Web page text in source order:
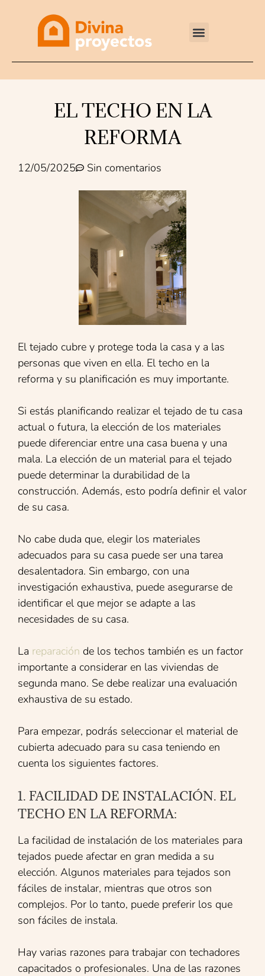
EL TECHO EN LA
REFORMA
12/05/2025 Sin comentarios
El tejado cubre y protege toda la casa y a las
personas que viven en ella. El techo en la
reforma y su planificación es muy importante.
Si estás planificando realizar el tejado de tu casa
actual o futura, la elección de los materiales
puede diferenciar entre una casa buena y una
mala. La elección de un material para el tejado
puede determinar la durabilidad de la
construcción. Además, esto podría definir el valor
de su casa.
No cabe duda que, elegir los materiales
adecuados para su casa puede ser una tarea
desalentadora. Sin embargo, con una
investigación exhaustiva, puede asegurarse de
identificar el que mejor se adapte a las
necesidades de su casa.
La reparación de los techos también es un factor
importante a considerar en las viviendas de
segunda mano. Se debe realizar una evaluación
exhaustiva de su estado.
Para empezar, podrás seleccionar el material de
cubierta adecuado para su casa teniendo en
cuenta los siguientes factores.
1. FACILIDAD DE INSTALACIÓN. EL
TECHO EN LA REFORMA:
La facilidad de instalación de los materiales para
tejados puede afectar en gran medida a su
elección. Algunos materiales para tejados son
fáciles de instalar, mientras que otros son
complejos. Por lo tanto, puede preferir los que
son fáciles de instala.
Hay varias razones para trabajar con techadores
capacitados o profesionales. Una de las razones